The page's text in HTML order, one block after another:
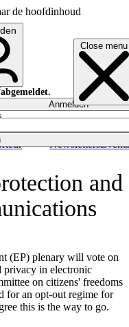
de hoofdinhoud
Close menu
NewslettersEvents
Anmelden
and
(EP) plenary will vote on
privacy in electronic
on citizens' freedoms
for an opt-out regime for
this is the way to go.